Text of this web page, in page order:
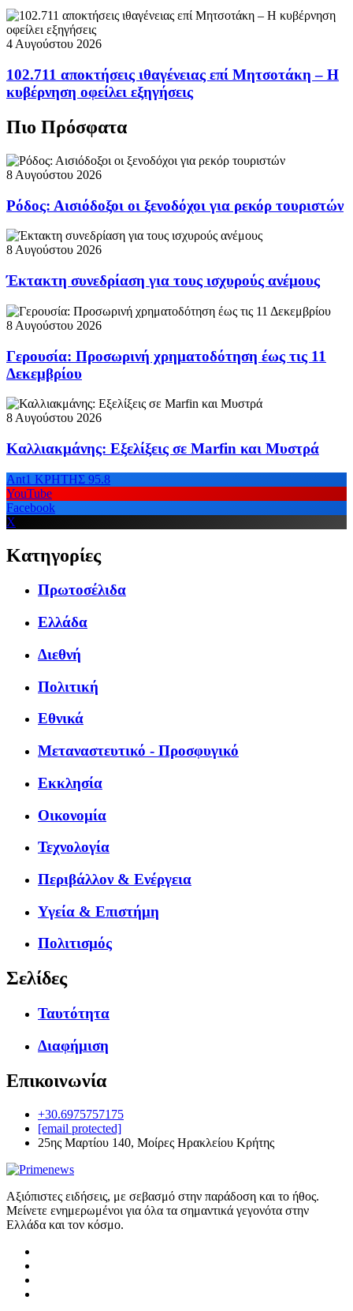
4 Αυγούστου 2026
102.711 αποκτήσεις ιθαγένειας επί Μητσοτάκη – Η
κυβέρνηση οφείλει εξηγήσεις
Πιο Πρόσφατα
8 Αυγούστου 2026
Ρόδος: Αισιόδοξοι οι ξενοδόχοι για ρεκόρ τουριστών
8 Αυγούστου 2026
Έκτακτη συνεδρίαση για τους ισχυρούς ανέμους
8 Αυγούστου 2026
Γερουσία: Προσωρινή χρηματοδότηση έως τις 11
Δεκεμβρίου
8 Αυγούστου 2026
Καλλιακμάνης: Εξελίξεις σε Marfin και Μυστρά
Ant1 ΚΡΗΤΗΣ 95.8
YouTube
Facebook
X
Κατηγορίες
Πρωτοσέλιδα
Ελλάδα
Διεθνή
Πολιτική
Εθνικά
Μεταναστευτικό - Προσφυγικό
Εκκλησία
Οικονομία
Τεχνολογία
Περιβάλλον & Ενέργεια
Υγεία & Επιστήμη
Πολιτισμός
Σελίδες
Ταυτότητα
Διαφήμιση
Επικοινωνία
+30.6975757175
[email protected]
25ης Μαρτίου 140, Μοίρες Ηρακλείου Κρήτης
Αξιόπιστες ειδήσεις, με σεβασμό στην παράδοση και το ήθος.
Μείνετε ενημερωμένοι για όλα τα σημαντικά γεγονότα στην
Ελλάδα και τον κόσμο.